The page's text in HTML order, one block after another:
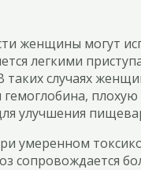
женщины могут
легкими
таких случаях
улучшения
умеренном
сопровождается